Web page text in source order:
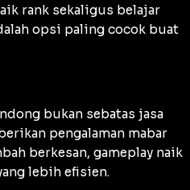
rank sekaligus belajar
opsi paling cocok buat
bukan sebatas jasa
pengalaman mabar
berkesan, gameplay naik
lebih efisien.